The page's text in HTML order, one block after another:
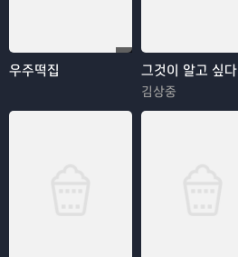
우주떡집 그것이 알고 싶다
김상중